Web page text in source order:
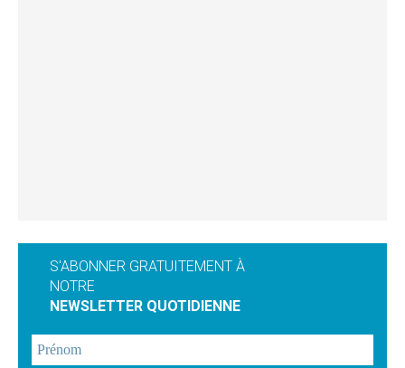
S'ABONNER GRATUITEMENT À
NOTRE
NEWSLETTER QUOTIDIENNE